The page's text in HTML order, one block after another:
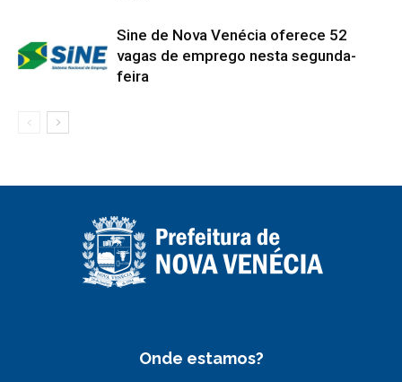
Sine de Nova Venécia oferece 52
vagas de emprego nesta segunda-
feira
Onde estamos?